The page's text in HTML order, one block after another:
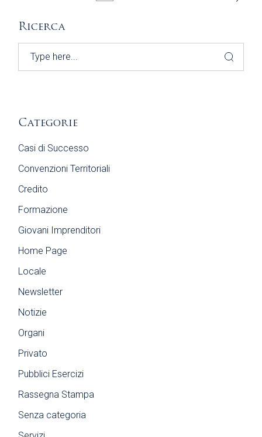
DEGLI
ARTICOLI
Ricerca
Search
Categorie
Casi di Successo
Convenzioni Territoriali
Credito
Formazione
Giovani Imprenditori
Home Page
Locale
Newsletter
Notizie
Organi
Privato
Pubblici Esercizi
Rassegna Stampa
Senza categoria